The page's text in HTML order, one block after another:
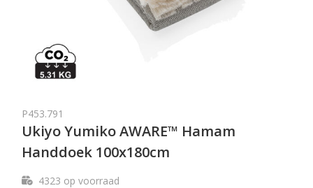
P453.791
Ukiyo Yumiko AWARE™ Hamam
Handdoek 100x180cm
4323 op voorraad